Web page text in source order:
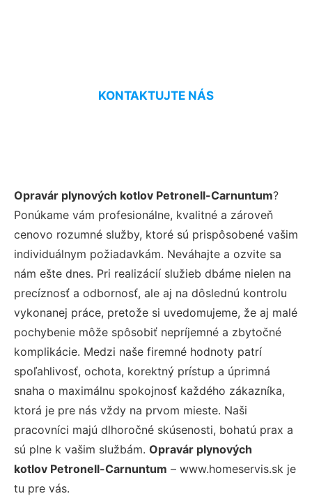
KONTAKTUJTE NÁS
Opravár plynových kotlov Petronell-Carnuntum?
Ponúkame vám profesionálne, kvalitné a zároveň
cenovo rozumné služby, ktoré sú prispôsobené vašim
individuálnym požiadavkám. Neváhajte a ozvite sa
nám ešte dnes. Pri realizácií služieb dbáme nielen na
precíznosť a odbornosť, ale aj na dôslednú kontrolu
vykonanej práce, pretože si uvedomujeme, že aj malé
pochybenie môže spôsobiť nepríjemné a zbytočné
komplikácie. Medzi naše firemné hodnoty patrí
spoľahlivosť, ochota, korektný prístup a úprimná
snaha o maximálnu spokojnosť každého zákazníka,
ktorá je pre nás vždy na prvom mieste. Naši
pracovníci majú dlhoročné skúsenosti, bohatú prax a
sú plne k vašim službám. Opravár plynových
kotlov Petronell-Carnuntum – www.homeservis.sk je
tu pre vás.